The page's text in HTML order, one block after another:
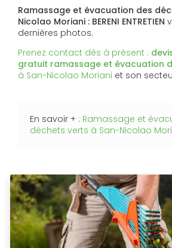
Ramassage et évacuation des
Nicolao Moriani : BERENI ENTRETIEN
dernières photos.
Prenez contact dès à présent :
gratuit ramassage et évacuation
à San-Nicolao Moriani et son
En savoir + : Ramassage et
déchets verts à San-Nicolao